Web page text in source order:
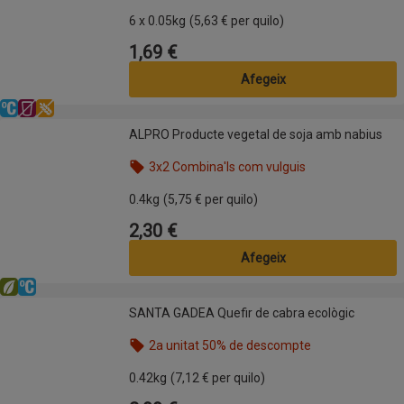
6 x 0.05kg (5,63 € per quilo)
Preu
1,69 €
Afegeix
ALPRO Producte vegetal de soja amb nabius
Refrigerat
Sense lactosa
Sense gluten
ALPRO Producte vegetal de soja amb nabius
3x2 Combina'ls com vulguis
0.4kg (5,75 € per quilo)
Preu
2,30 €
Afegeix
SANTA GADEA Quefir de cabra ecològic
Eco
Refrigerat
SANTA GADEA Quefir de cabra ecològic
2a unitat 50% de descompte
0.42kg (7,12 € per quilo)